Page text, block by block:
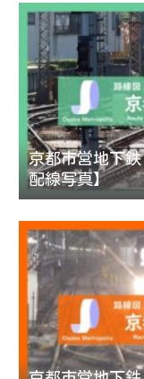
京都市営地下
配線写真】